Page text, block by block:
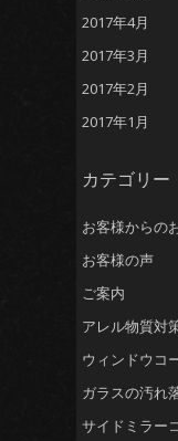
2017年4月
2017年3月
2017年2月
2017年1月
カテゴリー
お客様からの
お客様の声
ご案内
アレル物質対
ウィンドウコ
ガラスの汚れ
サイドミラー